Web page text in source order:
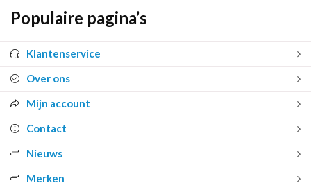
Populaire pagina’s
Klantenservice
Over ons
Mijn account
Contact
Nieuws
Merken